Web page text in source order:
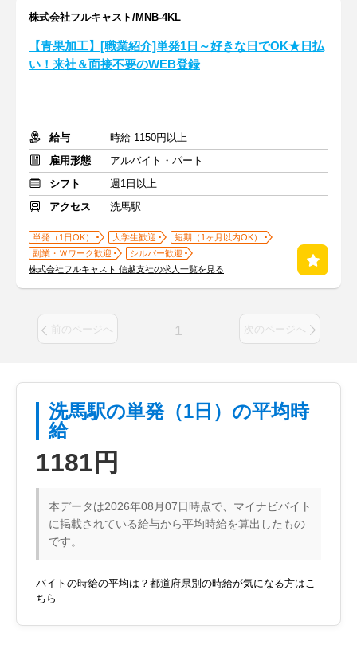
株式会社フルキャスト/MNB-4KL
【青果加工】[職業紹介]単発1日～好きな日でOK★日払
い！来社＆面接不要のWEB登録
給与
時給 1150円以上
雇用形態
アルバイト・パート
シフト
週1日以上
アクセス
洗馬駅
単発（1日OK） 大学生歓迎
短期（1ヶ月以内OK）
副業・Ｗワーク歓迎
シルバー歓迎
株式会社フルキャスト 信越支社の求人一覧を見る
前のページへ 1 次のページへ
洗馬駅の単発（1日）の平均時
給
1181円
本データは2026年08月07日時点で、マイナビバイト
に掲載されている給与から平均時給を算出したもの
です。
バイトの時給の平均は？都道府県別の時給が気になる方はこ
ちら